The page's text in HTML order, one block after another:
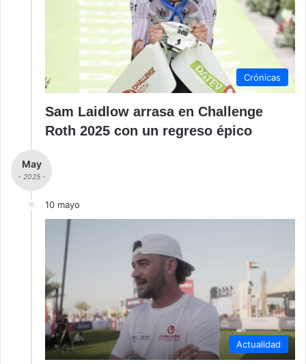
Crónicas
Sam Laidlow arrasa en Challenge
Roth 2025 con un regreso épico
May
- 2025 -
10 mayo
Actualidad